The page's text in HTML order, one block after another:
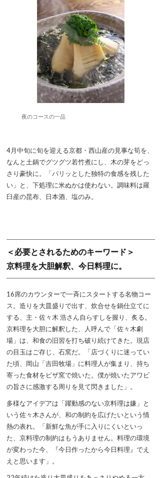
夜のコースの一品
4月中旬に旬を迎える京都・西山産の見事な筍を、
なんと土鍋でグツグツ若竹煮にし、木の芽をどっ
さり豪快に。「パリッとした独特の食感を残した
い」と、下処理に米ぬかは使わない。調味料は羅
臼産の昆布、日本酒、塩のみ。
＜必要とされるためのキーワード＞
京料理を大胆解釈、今日料理に。
16席のカウンターで一斉にスタートする名物コー
ス。造りを大皿盛りで出す、炊合せを鍋仕立てに
する、主・佐々木 浩さん自らすしを握り、炙る。
京料理を大胆に解釈した、人呼んで「佐々木劇
場」は、和食の旧習を打ち破り続けてきた。現店
の目玉はご存じ、石窯だ。「店づくりに迷ってい
た頃、岡山「吉田牧場」に料理人が集まり、持ち
寄った食材をピザ窯で焼いた。僕が焼いたアワビ
の旨さに感激する周りを見て閃きました」。
多様なアイデアは「躍動感のない京料理は嫌」と
いう佐々木さんが、和の制約を広げたいという情
熱の表れ。「新鮮な魚が手に入りにくいといっ
た、京料理の制約はもうありません。料理の環境
が変わった今、『今日作ったから今日料理』でえ
えと思います」。